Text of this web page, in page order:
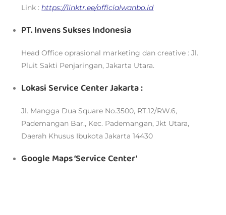
Link :https://linktr.ee/officialwanbo.id
PT. Invens Sukses Indonesia
Head Office oprasional marketing dan creative : Jl.
Pluit Sakti Penjaringan, Jakarta Utara.
Lokasi Service Center Jakarta :
Jl. Mangga Dua Square No.3500, RT.12/RW.6,
Pademangan Bar., Kec. Pademangan, Jkt Utara,
Daerah Khusus Ibukota Jakarta 14430
Google Maps ‘Service Center’